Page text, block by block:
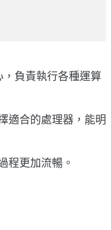
負責執行各種運算
適合的處理器，能明
程更加流暢。